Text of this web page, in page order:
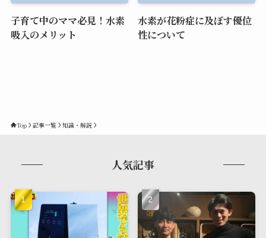
子育て中のママ必見！水素
吸入のメリット
水素が花粉症に及ぼす優位
性について
Top 記事一覧 知識・解説
人気記事